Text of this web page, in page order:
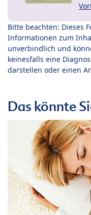
Bitte beachten: Dieses
Informationen zum
unverbindlich und
keinesfalls eine
darstellen oder einen
Das könnte